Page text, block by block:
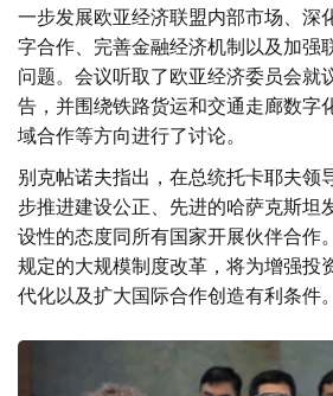
一步发展欧亚经济联盟内部市场、深
字合作、完善金融经济机制以及加强
问题。会议听取了欧亚经济委员会就
告，并围绕铁路货运和交通走廊数字
域合作等方向进行了讨论。
别克帖诺夫指出，在总统托卡耶夫领
步推进建设公正、先进的哈萨克斯坦
设性的态度同所有国家开展伙伴合作
规定的大规模制度改革，将为增强投
代化以及扩大国际合作创造有利条件。